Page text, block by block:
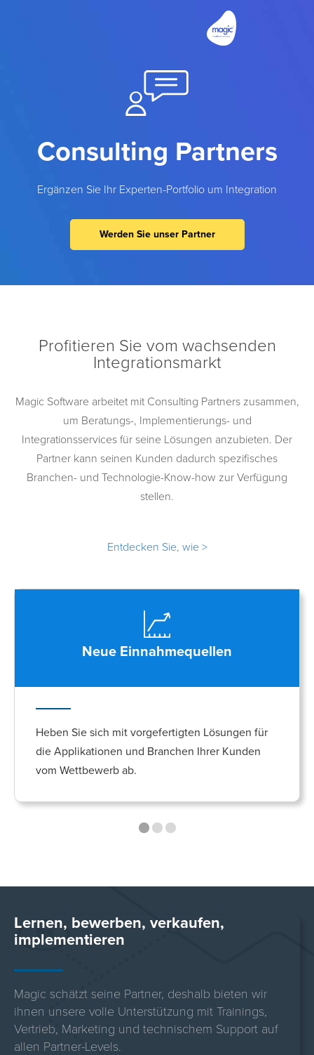
Consulting Partners
Ergänzen Sie Ihr Experten-Portfolio um Integration
Werden Sie unser Partner
Profitieren Sie vom wachsenden
Integrationsmarkt
Magic Software arbeitet mit Consulting Partners zusammen,
um Beratungs-, Implementierungs- und
Integrationsservices für seine Lösungen anzubieten. Der
Partner kann seinen Kunden dadurch spezifisches
Branchen- und Technologie-Know-how zur Verfügung
stellen.
Entdecken Sie, wie >
Neue Einnahmequellen
Heben Sie sich mit vorgefertigten Lösungen für
die Applikationen und Branchen Ihrer Kunden
vom Wettbewerb ab.
Lernen, bewerben, verkaufen,
implementieren
Magic schätzt seine Partner, deshalb bieten wir
ihnen unsere volle Unterstützung mit Trainings,
Vertrieb, Marketing und technischem Support auf
allen Partner-Levels.